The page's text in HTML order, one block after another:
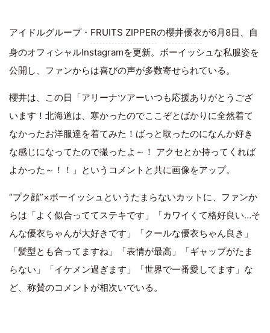
アイドルグループ・ FRUITS ZIPPERの櫻井優衣が6月8日、自
身のオフィシャルInstagramを更新。ボーイッシュな私服姿を
公開し、ファンからは喜びの声が多数寄せられている。
櫻井は、この日「アリーナツアーいつも応援ありがとうござ
います！北海道は、寒かったのでここぞとばかりに全然着て
なかったお洋服達を着てみた！ばっと取ったのになんか好き
な感じになってたので撮ったよ～！ アクセとか持ってくれば
よかった～！！」というコメントと共に画像をアップ。
“プク顔”×ボーイッシュというたまらないカットに、ファンか
らは「よく似合っててステキです」「カワイくて格好良い…そ
んな優衣ちゃんが大好きです」「クールな優衣ちゃん良き」
「髪型とも合ってますね」「表情が最高」「ギャップがたま
らない」「イケメン過ぎます」「世界で一番愛してます」な
ど、称賛のコメントが相次いでいる。